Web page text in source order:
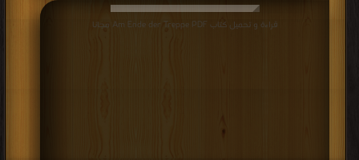
قراءة و تحميل كتاب Am Ende der Treppe PDF مجانا